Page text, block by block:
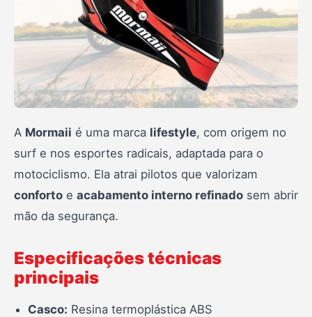
A Mormaii é uma marca lifestyle, com origem no
surf e nos esportes radicais, adaptada para o
motociclismo. Ela atrai pilotos que valorizam
conforto e acabamento interno refinado sem abrir
mão da segurança.
Especificações técnicas
principais
Casco: Resina termoplástica ABS